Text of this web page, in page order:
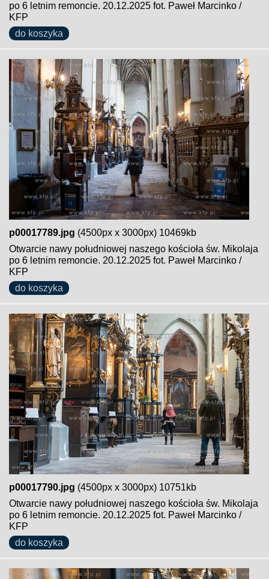
po 6 letnim remoncie. 20.12.2025 fot. Paweł Marcinko /
KFP
do koszyka
p00017789.jpg (4500px x 3000px) 10469kb
Otwarcie nawy południowej naszego kościoła św. Mikolaja
po 6 letnim remoncie. 20.12.2025 fot. Paweł Marcinko /
KFP
do koszyka
p00017790.jpg (4500px x 3000px) 10751kb
Otwarcie nawy południowej naszego kościoła św. Mikolaja
po 6 letnim remoncie. 20.12.2025 fot. Paweł Marcinko /
KFP
do koszyka